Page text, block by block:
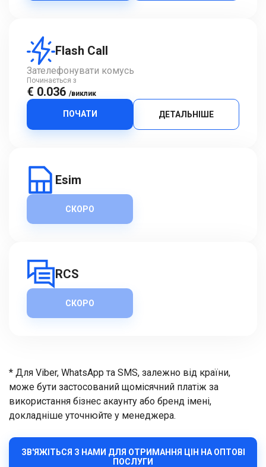
Flash Call
Зателефонувати комусь
Починається з
€ 0.036 /виклик
ПОЧАТИ ДЕТАЛЬНІШЕ
Esim
СКОРО
RCS
СКОРО
* Для Viber, WhatsApp та SMS, залежно від країни,
може бути застосований щомісячний платіж за
використання бізнес акаунту або бренд імені,
докладніше уточнюйте у менеджера.
ЗВ'ЯЖІТЬСЯ З НАМИ ДЛЯ ОТРИМАННЯ ЦІН НА ОПТОВІ
ПОСЛУГИ